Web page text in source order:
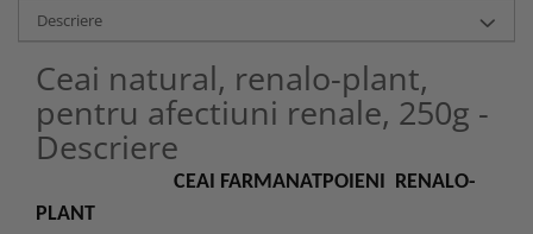
Descriere
Ceai natural, renalo-plant,
pentru afectiuni renale, 250g -
Descriere
CEAI FARMANATPOIENI RENALO-
PLANT